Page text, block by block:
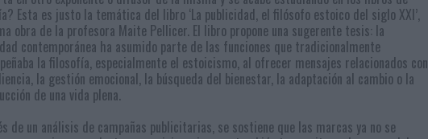
Esta es justo la temática del libro ‘La publicidad, el filósofo estoico del siglo XXI’,
obra de la profesora Maite Pellicer. El libro propone una sugerente tesis: la
contemporánea ha asumido parte de las funciones que tradicionalmente
la filosofía, especialmente el estoicismo, al ofrecer mensajes relacionados con
la gestión emocional, la búsqueda del bienestar, la adaptación al cambio o la
de una vida plena.
de un análisis de campañas publicitarias, se sostiene que las marcas ya no se